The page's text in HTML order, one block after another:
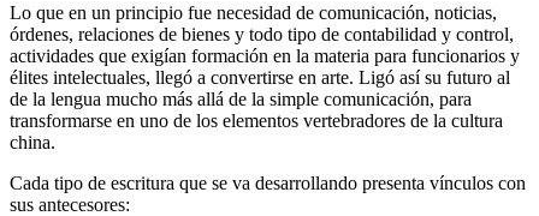
Lo que en un principio fue necesidad de comunicación, noticias,
órdenes, relaciones de bienes y todo tipo de contabilidad y control,
actividades que exigían formación en la materia para funcionarios y
élites intelectuales, llegó a convertirse en arte. Ligó así su futuro al
de la lengua mucho más allá de la simple comunicación, para
transformarse en uno de los elementos vertebradores de la cultura
china.
Cada tipo de escritura que se va desarrollando presenta vínculos con
sus antecesores: